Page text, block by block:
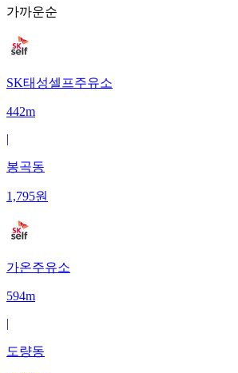
가까운순
SK태성셀프주유소
442m
|
봉곡동
1,795원
가온주유소
594m
|
도량동